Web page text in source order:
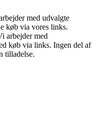
med udvalgte
køb via vores links.
arbejder med
køb via links. Ingen del af
tilladelse.